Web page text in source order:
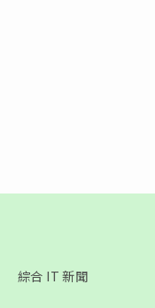
綜合 IT 新聞